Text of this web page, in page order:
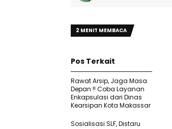
2 MENIT MEMBACA
Pos Terkait
Rawat Arsip, Jaga Masa
Depan !! Coba Layanan
Enkapsulasi dari Dinas
Kearsipan Kota Makassar
Sosialisasi SLF, Distaru